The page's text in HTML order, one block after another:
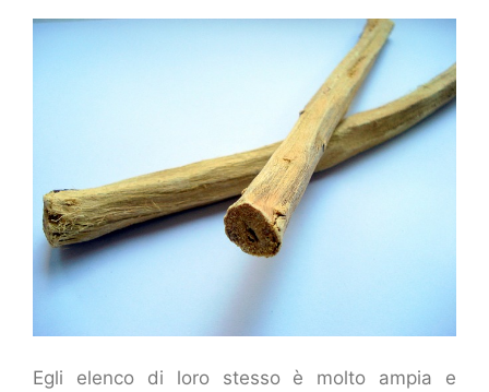
Egli elenco di loro stesso è molto ampia e